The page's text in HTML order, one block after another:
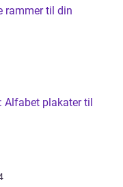
rammer til din
plakater til